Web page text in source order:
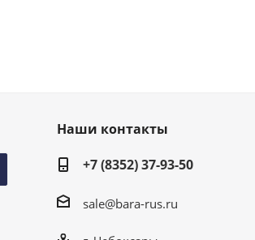
Наши контакты
+7 (8352) 37-93-50
sale@bara-rus.ru